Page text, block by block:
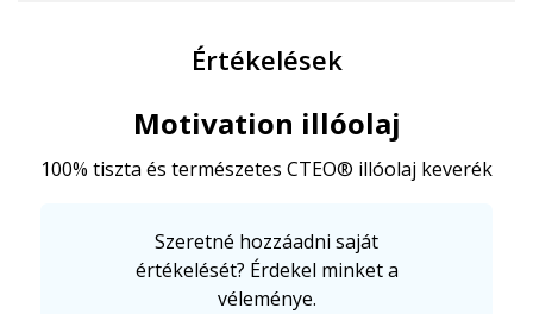
Értékelések
Motivation illóolaj
100% tiszta és természetes CTEO® illóolaj keverék
Szeretné hozzáadni saját
értékelését? Érdekel minket a
véleménye.